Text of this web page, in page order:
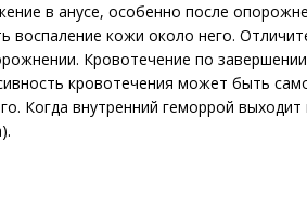
в анусе, особенно после
воспаление кожи около него.
Кровотечение по
кровотечения может быть
Когда внутренний геморрой